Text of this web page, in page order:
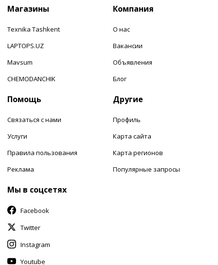
Магазины
Texnika Tashkent
LAPTOPS.UZ
Mavsum
CHEMODANCHIK
Компания
О нас
Вакансии
Объявления
Блог
Помощь
Связаться с нами
Услуги
Правила пользования
Реклама
Другие
Профиль
Карта сайта
Карта регионов
Популярные запросы
Мы в соцсетях
Facebook
Twitter
Instagram
Youtube